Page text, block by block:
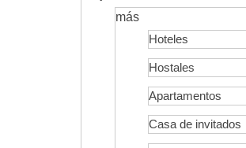
más
Hoteles
Hostales
Apartamentos
Casa de invitados